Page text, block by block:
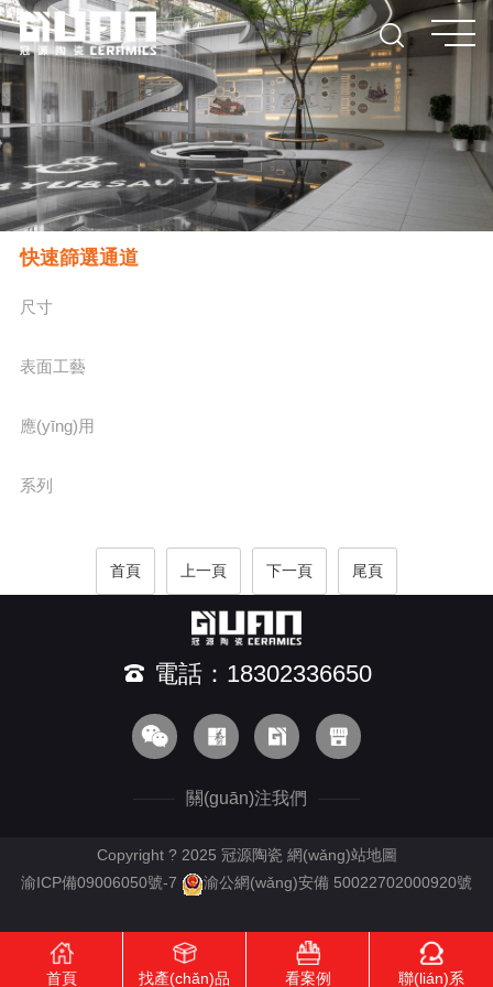
快速篩選通道
尺寸
表面工藝
應(yīng)用
系列
首頁 上一頁 下一頁 尾頁
電話：18302336650
關(guān)注我們
Copyright ? 2025 冠源陶瓷 網(wǎng)站地圖
渝ICP備09006050號-7
渝公網(wǎng)安備 50022702000920號
首頁 找產(chǎn)品 看案例 聯(lián)系
RM新时代APP下载